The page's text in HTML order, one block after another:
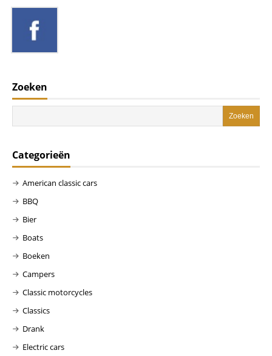
Zoeken
Categorieën
American classic cars
BBQ
Bier
Boats
Boeken
Campers
Classic motorcycles
Classics
Drank
Electric cars